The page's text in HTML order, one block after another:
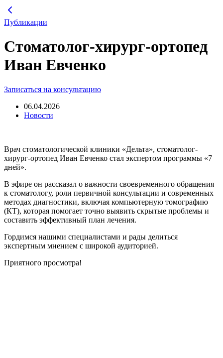
Перейти
содержимому
Публикации
Стоматолог-хирург-ортопед
Иван Евченко
Записаться на консультацию
06.04.2026
Новости
Врач стоматологической клиники «Дельта», стоматолог-
хирург-ортопед Иван Евченко стал экспертом программы «7
дней».
В эфире он рассказал о важности своевременного обращения
к стоматологу, роли первичной консультации и современных
методах диагностики, включая компьютерную томографию
(КТ), которая помогает точно выявить скрытые проблемы и
составить эффективный план лечения.
Гордимся нашими специалистами и рады делиться
экспертным мнением с широкой аудиторией.
Приятного просмотра!